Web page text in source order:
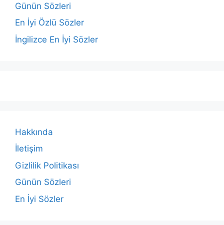
Günün Sözleri
En İyi Özlü Sözler
İngilizce En İyi Sözler
Hakkında
İletişim
Gizlilik Politikası
Günün Sözleri
En İyi Sözler